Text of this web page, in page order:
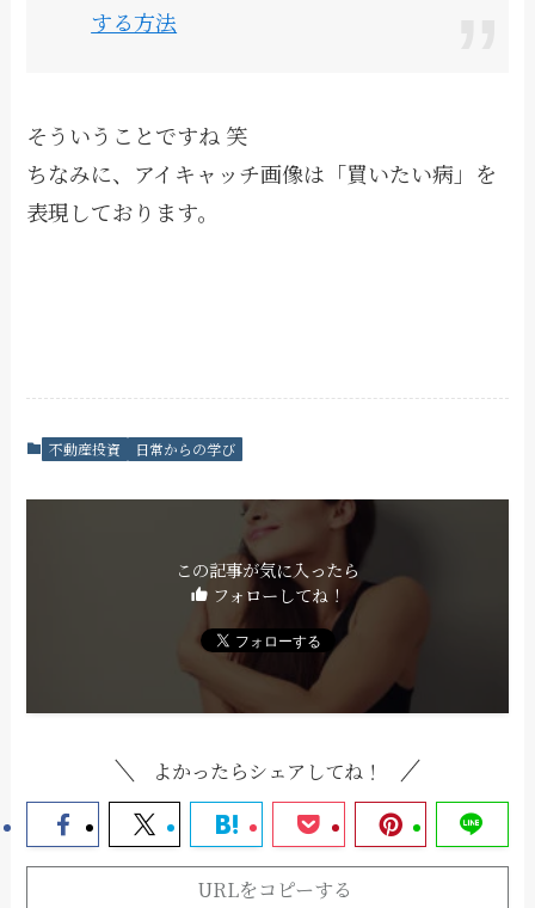
する方法
そういうことですね 笑
ちなみに、アイキャッチ画像は「買いたい病」を
表現しております。
不動産投資 日常からの学び
この記事が気に入ったら
フォローしてね！
よかったらシェアしてね！
URLをコピーする